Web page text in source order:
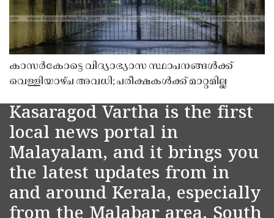
കാസർകോട്ടെ വിദ്യാഭ്യാസ സ്ഥാപനങ്ങൾക്ക്
വെള്ളിയാഴ്ച അവധി; പരീക്ഷകൾക്ക് മാറ്റമില്ല
Kasaragod Vartha is the first
local news portal in
Malayalam, and it brings you
the latest updates from in
and around Kerala, especially